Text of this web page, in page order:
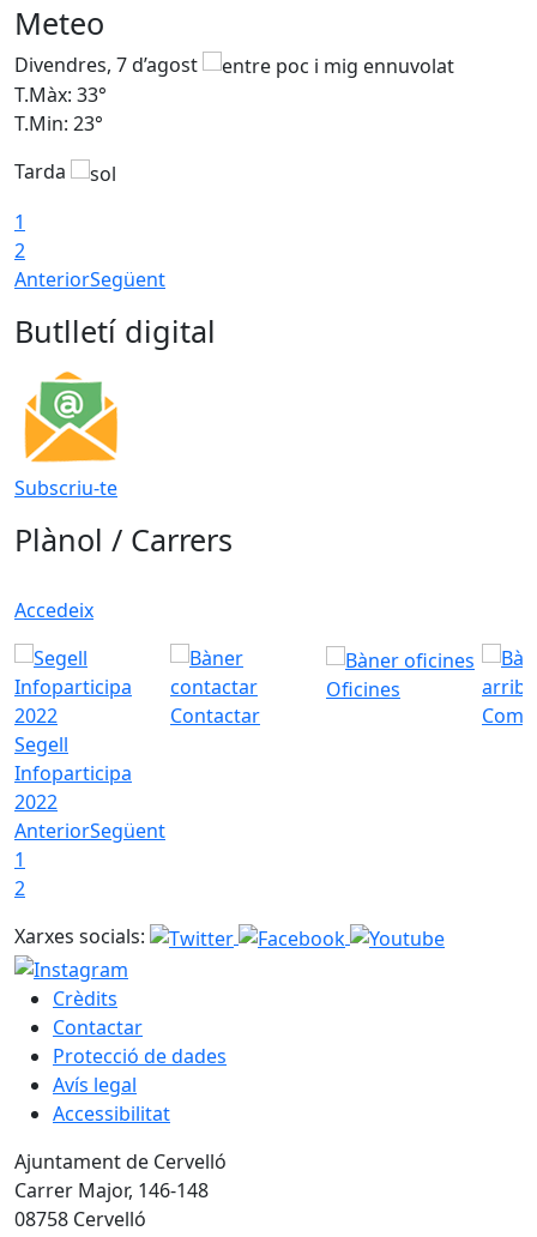
Meteo
Divendres, 7 d’agost
T.Màx: 33°
T.Min: 23°
Tarda
1
2
AnteriorSegüent
Butlletí digital
Subscriu-te
Plànol / Carrers
Accedeix
Segell
Infoparticipa
2022
Contactar
Oficines
Com
AnteriorSegüent
1
2
Xarxes socials:
Crèdits
Contactar
Protecció de dades
Avís legal
Accessibilitat
Ajuntament de Cervelló
Carrer Major, 146-148
08758 Cervelló